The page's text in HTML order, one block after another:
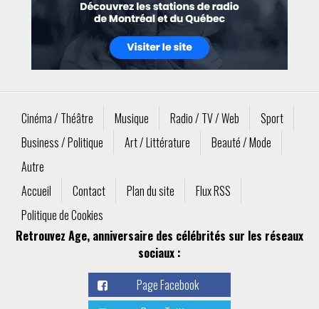
Cinéma / Théâtre Musique Radio / TV / Web
Sport
Business / Politique
Art / Littérature
Beauté / Mode
Autre
Accueil
Contact Plan du site
Flux RSS
Politique de Cookies
Retrouvez Age, anniversaire des célébrités sur les réseaux
sociaux :
Page Facebook